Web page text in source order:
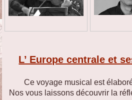
L’ Europe centrale et
Ce voyage musical est
Nos vous laissons découvrir la